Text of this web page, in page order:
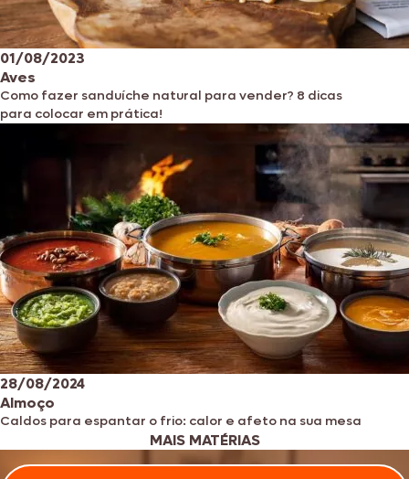
01/08/2023
Aves
Como fazer sanduíche natural para vender? 8 dicas
para colocar em prática!
28/08/2024
Almoço
Caldos para espantar o frio: calor e afeto na sua mesa
MAIS MATÉRIAS